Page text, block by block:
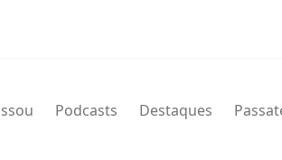
Podcasts Destaques